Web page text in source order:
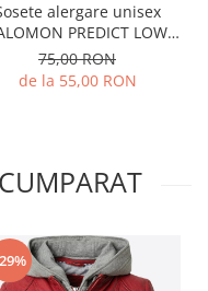
alergare unisex
PREDICT LOW
DX+SX bej
75,00 RON
de la 55,00 RON